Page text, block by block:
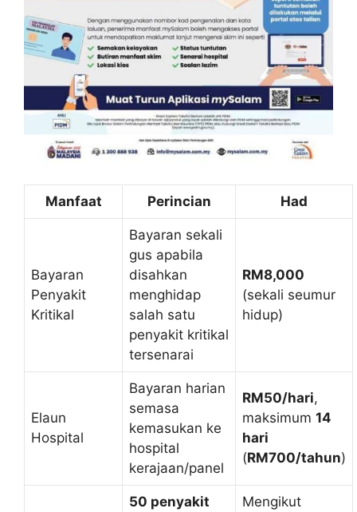
Manfaat Perincian Had
Bayaran
Penyakit
Kritikal
Bayaran sekali
gus apabila
disahkan
menghidap
salah satu
penyakit kritikal
tersenarai
RM8,000
(sekali seumur
hidup)
Elaun
Hospital
Bayaran harian
semasa
kemasukan ke
hospital
kerajaan/panel
RM50/hari,
maksimum 14
hari
(RM700/tahun)
50 penyakit
Mengikut